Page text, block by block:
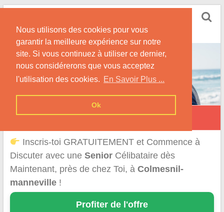
Nous utilisons des cookies pour vous
garantir la meilleure expérience sur notre
site. Si vous continuez à utiliser ce dernier,
nous considérerons que vous acceptez
l'utilisation des cookies. En Savoir Plus ...
Ok
Skip
content
Conseils & Infos pour la Rencontre d'une Senior
Colmesnil-Manneville
Inscris-toi GRATUITEMENT et Commence à
Discuter avec une SeniorCélibataire dès
Maintenant, près de chez Toi, à Colmesnil-
manneville!
Profiter de l'offre